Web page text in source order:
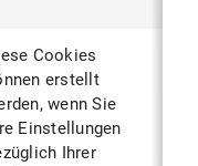
Cookies
erstellt
wenn Sie
Einstellungen
Ihrer